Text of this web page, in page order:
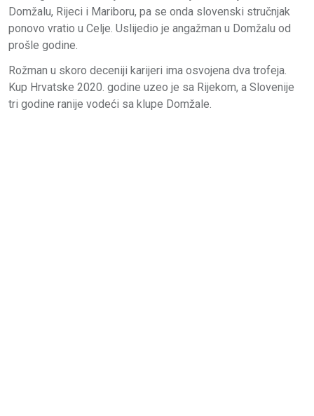
Domžalu, Rijeci i Mariboru, pa se onda slovenski stručnjak
ponovo vratio u Celje. Uslijedio je angažman u Domžalu od
prošle godine.
Rožman u skoro deceniji karijeri ima osvojena dva trofeja.
Kup Hrvatske 2020. godine uzeo je sa Rijekom, a Slovenije
tri godine ranije vodeći sa klupe Domžale.